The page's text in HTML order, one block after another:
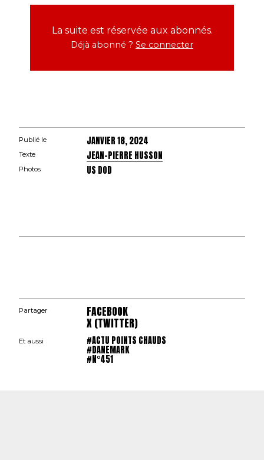
La suite est réservée aux abonnés.
Déjà abonné ? Se connecter
Publié le JANVIER 18, 2024
Texte JEAN-PIERRE HUSSON
Photos US DOD
Partager FACEBOOK
X (TWITTER)
Et aussi #ACTU POINTS CHAUDS
#DANEMARK
#N°451